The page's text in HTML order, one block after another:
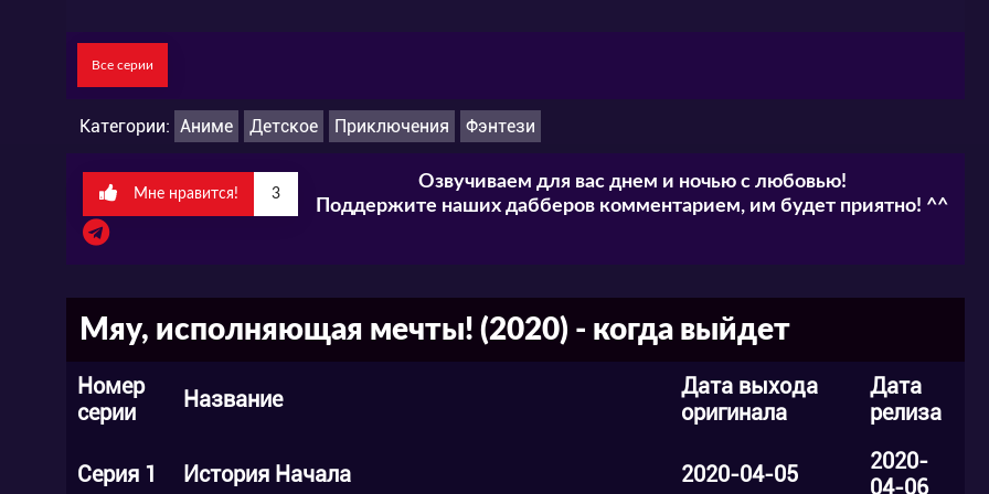
Все серии
Категории: Аниме Детское Приключения Фэнтези
Мне нравится! 3
Озвучиваем для вас днем и ночью с любовью!
Поддержите наших дабберов комментарием, им будет приятно! ^^
Мяу, исполняющая мечты! (2020) - когда выйдет
Номер
серии
Название
Дата выхода
оригинала
Дата
релиза
Серия 1 История Начала 2020-04-05
2020-
04-06